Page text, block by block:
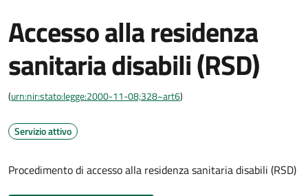
Accesso alla residenza
sanitaria disabili (RSD)
(urn:nir:stato:legge:2000-11-08;328~art6)
Servizio attivo
Procedimento di accesso alla residenza sanitaria disabili (RSD)